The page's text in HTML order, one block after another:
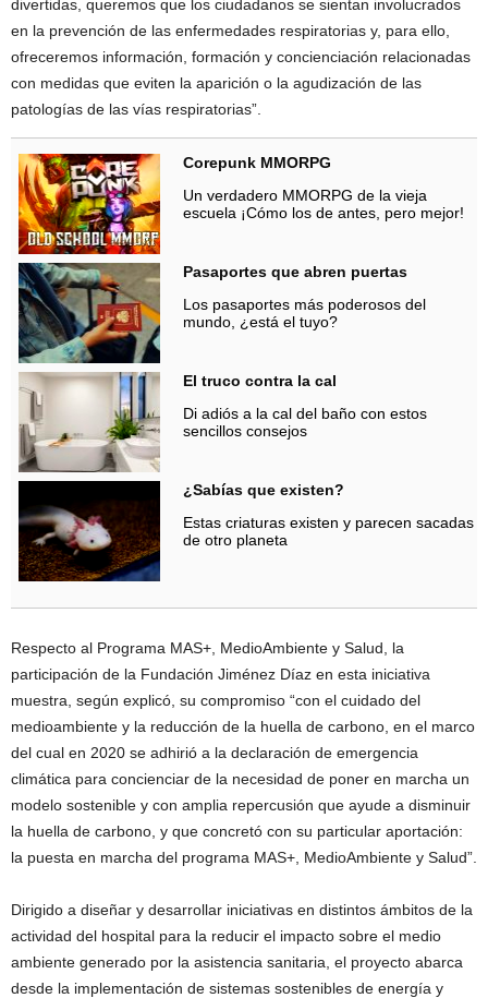
divertidas, queremos que los ciudadanos se sientan involucrados
en la prevención de las enfermedades respiratorias y, para ello,
ofreceremos información, formación y concienciación relacionadas
con medidas que eviten la aparición o la agudización de las
patologías de las vías respiratorias”.
Corepunk MMORPG
Un verdadero MMORPG de la vieja
escuela ¡Cómo los de antes, pero mejor!
Pasaportes que abren puertas
Los pasaportes más poderosos del
mundo, ¿está el tuyo?
El truco contra la cal
Di adiós a la cal del baño con estos
sencillos consejos
¿Sabías que existen?
Estas criaturas existen y parecen sacadas
de otro planeta
Respecto al Programa MAS+, MedioAmbiente y Salud, la
participación de la Fundación Jiménez Díaz en esta iniciativa
muestra, según explicó, su compromiso “con el cuidado del
medioambiente y la reducción de la huella de carbono, en el marco
del cual en 2020 se adhirió a la declaración de emergencia
climática para concienciar de la necesidad de poner en marcha un
modelo sostenible y con amplia repercusión que ayude a disminuir
la huella de carbono, y que concretó con su particular aportación:
la puesta en marcha del programa MAS+, MedioAmbiente y Salud”.
Dirigido a diseñar y desarrollar iniciativas en distintos ámbitos de la
actividad del hospital para la reducir el impacto sobre el medio
ambiente generado por la asistencia sanitaria, el proyecto abarca
desde la implementación de sistemas sostenibles de energía y